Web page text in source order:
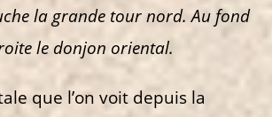
la grande tour nord. Au fond
le donjon oriental.
que l’on voit depuis la